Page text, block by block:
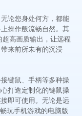
论您身处何方，都能
操作般流畅自然。其
高画质输出，让远程
来前所未有的沉浸
键鼠、手柄等多种操
打造定制化的键鼠操
即可使用。无论是远
玩手机游戏的电脑版